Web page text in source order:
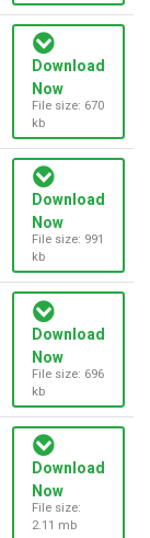
Download
Now
File size: 670
kb
Download
Now
File size: 991
kb
Download
Now
File size: 696
kb
Download
Now
File size:
2.11 mb